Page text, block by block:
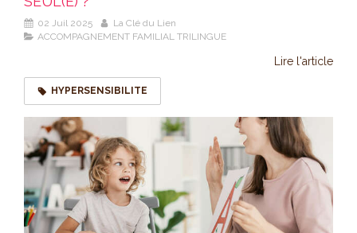
02 Juil 2025
La Clé du Lien
ACCOMPAGNEMENT FAMILIAL TRILINGUE
Lire l'article
HYPERSENSIBILITE